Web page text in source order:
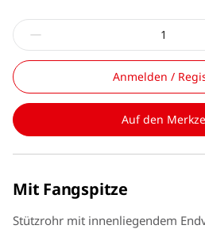
Anmelden /
Auf den
Mit Fangspitze
Stützrohr mit innenliegendem